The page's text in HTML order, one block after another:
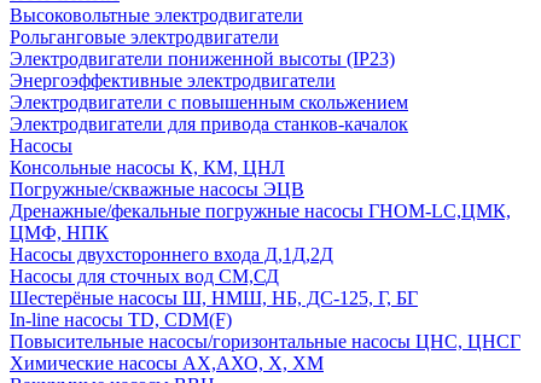
Высоковольтные электродвигатели
Рольганговые электродвигатели
Электродвигатели пониженной высоты (IP23)
Энергоэффективные электродвигатели
Электродвигатели с повышенным скольжением
Электродвигатели для привода станков-качалок
Насосы
Консольные насосы К, КМ, ЦНЛ
Погружные/скважные насосы ЭЦВ
Дренажные/фекальные погружные насосы ГНОМ-LC,ЦМК,
ЦМФ, НПК
Насосы двухстороннего входа Д,1Д,2Д
Насосы для сточных вод СМ,СД
Шестерёные насосы Ш, НМШ, НБ, ДС-125, Г, БГ
In-line насосы TD, CDM(F)
Повысительные насосы/горизонтальные насосы ЦНС, ЦНСГ
Химические насосы АХ,АХО, Х, ХМ